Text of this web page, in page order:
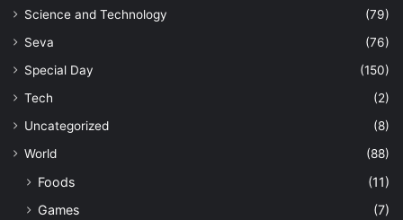
Science and Technology
(79)
Seva
(76)
Special Day
(150)
Tech
(2)
Uncategorized
(8)
World
(88)
Foods
(11)
Games
(7)